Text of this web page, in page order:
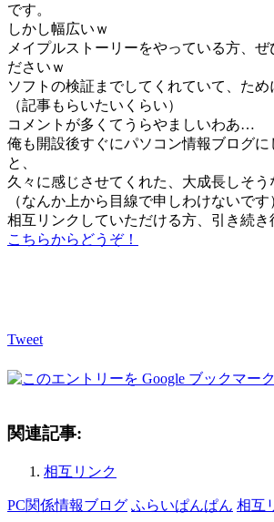
です。
しかし幅広いｗ
メイプルストーリーをやっている方、ぜ
ださいｗ
ソフトの検証までしてくれていて、ため
（記事もらいたいくらい）
コメントが多くてうらやましいわあ…
俺も開設後すぐにパソコン情報ブログ
と、
久々に感じさせてくれた、大成長しそう
（なんか上から目線で申しわけないです
相互リンクしていただける方、引き続き
こちらからどうぞ！
Tweet
関連記事:
相互リンク
PC関係情報ブログ ふらいぱんぱん 相互